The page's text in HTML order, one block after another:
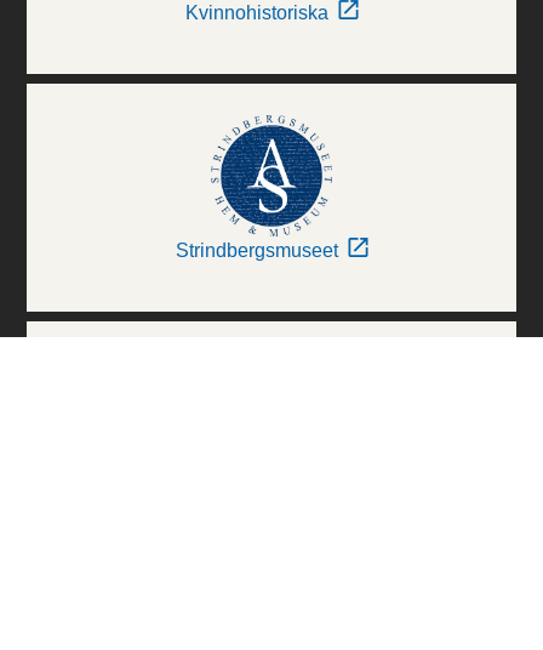
Kvinnohistoriska
Strindbergsmuseet